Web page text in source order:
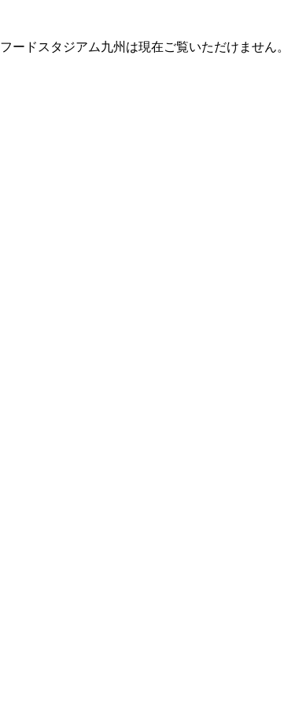
フードスタジアム九州は現在ご覧いただけません。